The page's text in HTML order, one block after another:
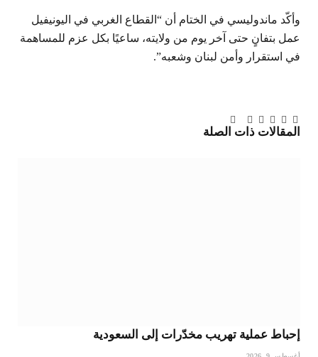
وأكّد ماندوليسي في الختام أن “القطاع الغربي في اليونيفيل
عمل بتفانٍ حتى آخر يوم من ولايته، ساعيًا بكل عزم للمساهمة
في استقرار وأمن لبنان وشعبه”.
فيسبوك
تويتربينتيريست
لينكدإن
Tumblr
تيلقرام
البريد
الإلكتروني
المقالات ذات الصلة
إحباط عملية تهريب مخدّرات إلى السعودية